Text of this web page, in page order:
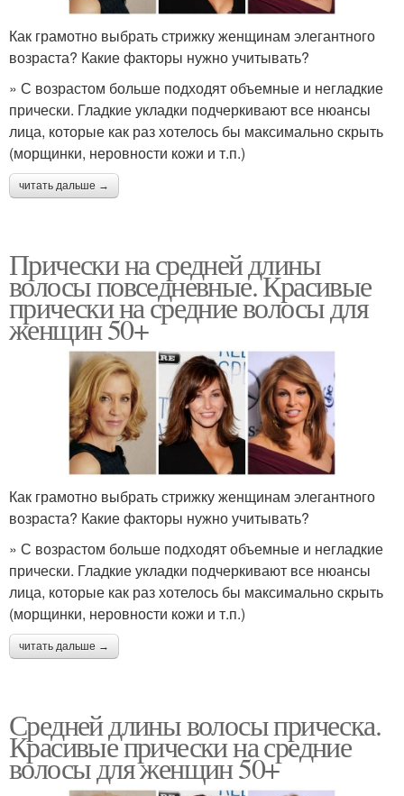
Как грамотно выбрать стрижку женщинам элегантного
возраста? Какие факторы нужно учитывать?
» С возрастом больше подходят объемные и негладкие
прически. Гладкие укладки подчеркивают все нюансы
лица, которые как раз хотелось бы максимально скрыть
(морщинки, неровности кожи и т.п.)
читать дальше →
Прически на средней длины
волосы повседневные. Красивые
прически на средние волосы для
женщин 50+
Как грамотно выбрать стрижку женщинам элегантного
возраста? Какие факторы нужно учитывать?
» С возрастом больше подходят объемные и негладкие
прически. Гладкие укладки подчеркивают все нюансы
лица, которые как раз хотелось бы максимально скрыть
(морщинки, неровности кожи и т.п.)
читать дальше →
Средней длины волосы прическа.
Красивые прически на средние
волосы для женщин 50+